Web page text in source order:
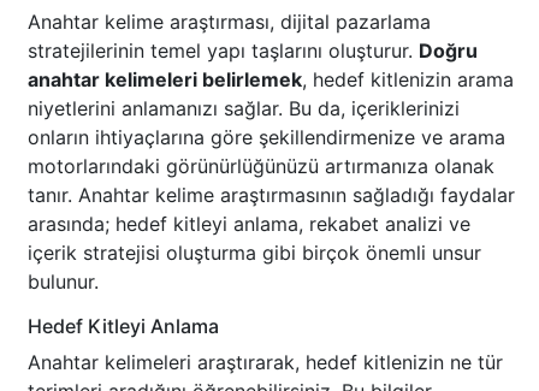
Anahtar kelime araştırması, dijital pazarlama
stratejilerinin temel yapı taşlarını oluşturur. Doğru
anahtar kelimeleri belirlemek, hedef kitlenizin arama
niyetlerini anlamanızı sağlar. Bu da, içeriklerinizi
onların ihtiyaçlarına göre şekillendirmenize ve arama
motorlarındaki görünürlüğünüzü artırmanıza olanak
tanır. Anahtar kelime araştırmasının sağladığı faydalar
arasında; hedef kitleyi anlama, rekabet analizi ve
içerik stratejisi oluşturma gibi birçok önemli unsur
bulunur.
Hedef Kitleyi Anlama
Anahtar kelimeleri araştırarak, hedef kitlenizin ne tür